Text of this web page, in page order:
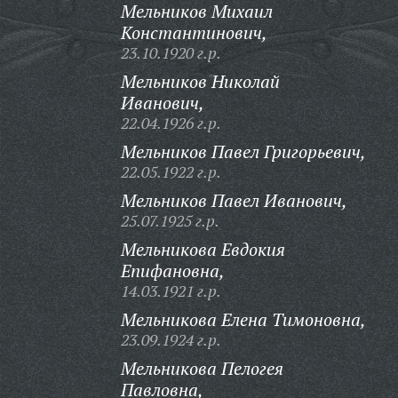
Мельников Михаил
Константинович,
23.10.1920 г.р.
Мельников Николай
Иванович,
22.04.1926 г.р.
Мельников Павел Григорьевич,
22.05.1922 г.р.
Мельников Павел Иванович,
25.07.1925 г.р.
Мельникова Евдокия
Епифановна,
14.03.1921 г.р.
Мельникова Елена Тимоновна,
23.09.1924 г.р.
Мельникова Пелогея
Павловна,